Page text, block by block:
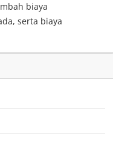
biaya
serta biaya